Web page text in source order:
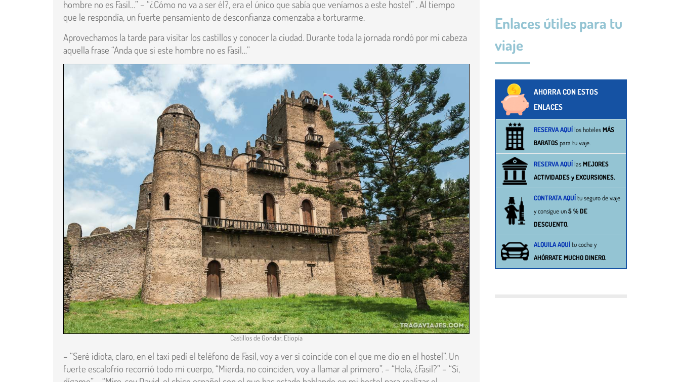
hombre no es Fasil…” – “¿Cómo no va a ser él?, era el único que sabía que veníamos a este hostel” . Al tiempo
que le respondía, un fuerte pensamiento de desconfianza comenzaba a torturarme.
Aprovechamos la tarde para visitar los castillos y conocer la ciudad. Durante toda la jornada rondó por mi cabeza
aquella frase “Anda que si este hombre no es Fasil…”
Castillos de Gondar, Etiopía
– “Seré idiota, claro, en el taxi pedí el teléfono de Fasil, voy a ver si coincide con el que me dio en el hostel”. Un
fuerte escalofrío recorrió todo mi cuerpo, “Mierda, no coinciden, voy a llamar al primero”. – “Hola, ¿Fasil?” – “Sí,
Enlaces útiles para tu
viaje
AHORRA CON ESTOS
ENLACES
RESERVA AQUÍ los hotelesMÁS
BARATOSpara tu viaje.
RESERVA AQUÍ lasMEJORES
ACTIVIDADES y EXCURSIONES.
CONTRATA AQUÍtu seguro de viaje
y consigue un5 % DE
DESCUENTO.
ALQUILA AQUÍtucochey
AHÓRRATE MUCHO DINERO.